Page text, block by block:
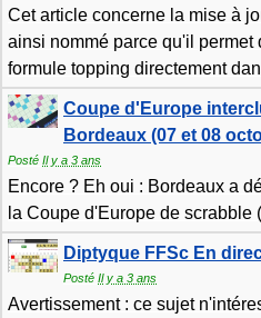
Cet article concerne la mise à
ainsi nommé parce qu'il permet
formule topping directement
Coupe d'Europe
Bordeaux (07 et 08
Posté Il y a 3 ans
Encore ? Eh oui : Bordeaux a
la Coupe d'Europe de scrabble
Diptyque FFSc En
Posté Il y a 3 ans
Avertissement : ce sujet